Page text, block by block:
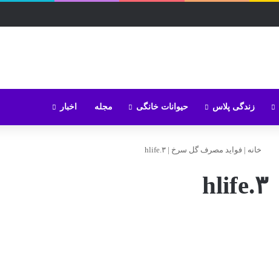
زندگی پلاس حیوانات خانگی مجله اخبار
خانه | فواید مصرف گل سرخ | hlife.۳
hlife.۳